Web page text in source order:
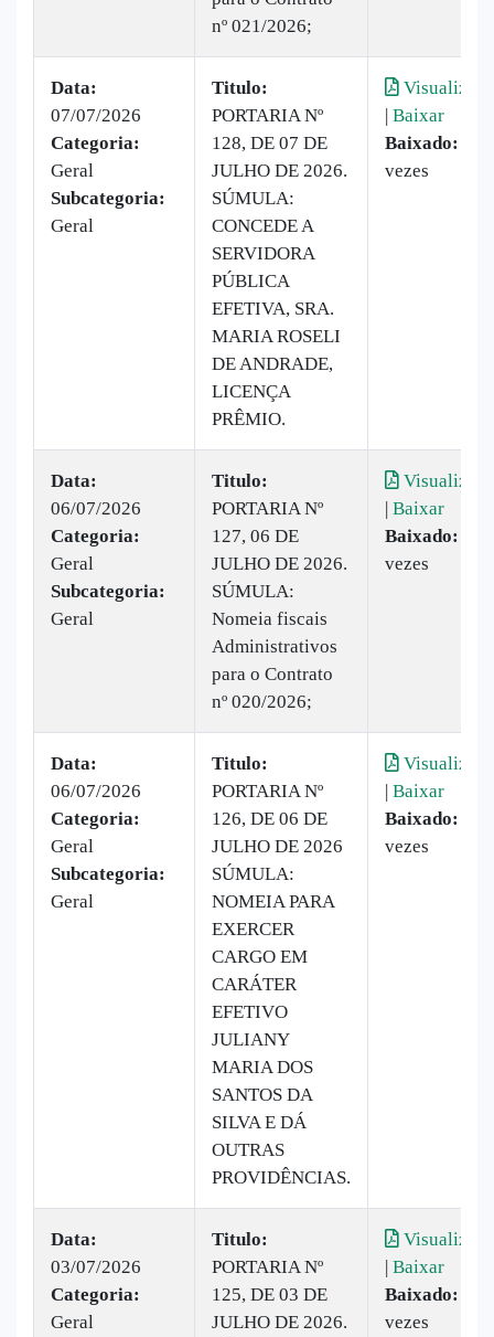
nº 021/2026;
Data:
07/07/2026
Categoria:
Geral
Subcategoria:
Geral
Titulo:
PORTARIA Nº
128, DE 07 DE
JULHO DE 2026.
SÚMULA:
CONCEDE A
SERVIDORA
PÚBLICA
EFETIVA, SRA.
MARIA ROSELI
DE ANDRADE,
LICENÇA
PRÊMIO.
Visualizar
| Baixar
Baixado:
vezes
Data:
06/07/2026
Categoria:
Geral
Subcategoria:
Geral
Titulo:
PORTARIA Nº
127, 06 DE
JULHO DE 2026.
SÚMULA:
Nomeia fiscais
Administrativos
para o Contrato
nº 020/2026;
Visualizar
| Baixar
Baixado:
vezes
Data:
06/07/2026
Categoria:
Geral
Subcategoria:
Geral
Titulo:
PORTARIA Nº
126, DE 06 DE
JULHO DE 2026
SÚMULA:
NOMEIA PARA
EXERCER
CARGO EM
CARÁTER
EFETIVO
JULIANY
MARIA DOS
SANTOS DA
SILVA E DÁ
OUTRAS
PROVIDÊNCIAS.
Visualizar
| Baixar
Baixado:
vezes
Data:
03/07/2026
Categoria:
Geral
Titulo:
PORTARIA Nº
125, DE 03 DE
JULHO DE 2026.
Visualizar
| Baixar
Baixado:
vezes